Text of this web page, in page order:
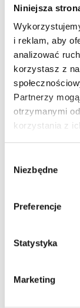
Niniejsza
i reklam, aby
analizować
korzystasz z
Partnerzy
otrzymanymi
korzystania z
zgody
Niezbędne
Preferencje
Statystyka
Marketing
Wydawnictwo
Kod EAN
Data premiery
Sprzedaż od
Strony
Rodzaj
Okładka
Format
Ulica